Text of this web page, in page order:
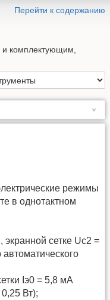
Перейти к содержанию
и комплектующим,
режимы
в однотактном
сетке Uc2 =
Іэ0 = 5,8 мА
Вт);